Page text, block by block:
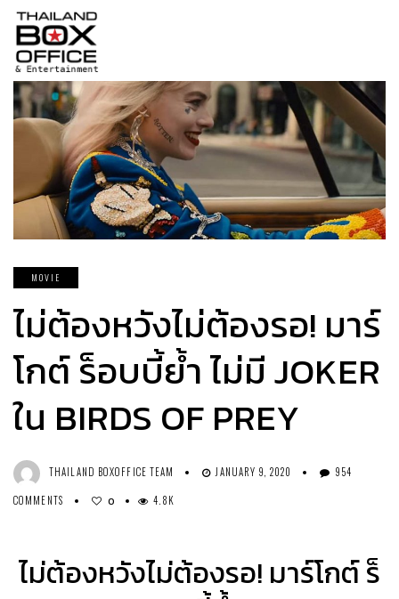
MOVIE
ไม่ต้องหวังไม่ต้องรอ! มาร์
โกต์ ร็อบบี้ย้ำ ไม่มี JOKER
ใน BIRDS OF PREY
THAILAND BOXOFFICE TEAM JANUARY 9, 2020
954
COMMENTS
0 4.8K
ไม่ต้องหวังไม่ต้องรอ! มาร์โกต์ ร็